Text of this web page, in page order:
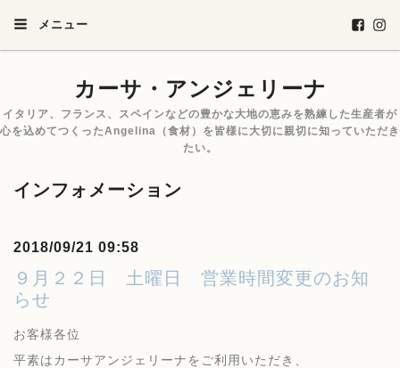
メニュー
カーサ・アンジェリーナ
イタリア、フランス、スペインなどの豊かな大地の恵みを熟練した生産者が
心を込めてつくったAngelina（食材）を皆様に大切に親切に知っていただき
たい。
インフォメーション
2018/09/21 09:58
９月２２日 土曜日 営業時間変更のお知
らせ
お客様各位
平素はカーサアンジェリーナをご利用いただき、